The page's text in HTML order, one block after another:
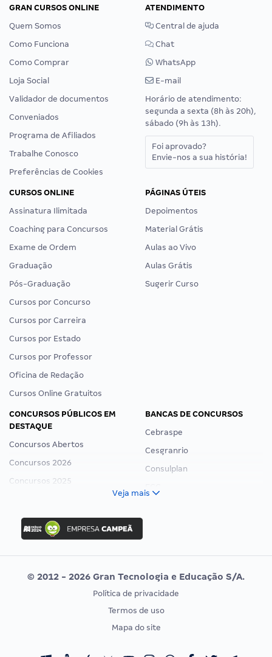
GRAN CURSOS ONLINE
Quem Somos
Como Funciona
Como Comprar
Loja Social
Validador de documentos
Conveniados
Programa de Afiliados
Trabalhe Conosco
Preferências de Cookies
ATENDIMENTO
Central de ajuda
Chat
WhatsApp
E-mail
Horário de atendimento:
segunda a sexta (8h às 20h),
sábado (9h às 13h).
Foi aprovado?
Envie-nos a sua história!
CURSOS ONLINE
Assinatura Ilimitada
Coaching para Concursos
Exame de Ordem
Graduação
Pós-Graduação
Cursos por Concurso
Cursos por Carreira
Cursos por Estado
Cursos por Professor
Oficina de Redação
Cursos Online Gratuitos
PÁGINAS ÚTEIS
Depoimentos
Material Grátis
Aulas ao Vivo
Aulas Grátis
Sugerir Curso
CONCURSOS PÚBLICOS EM
DESTAQUE
Concursos Abertos
Concursos 2026
Concursos 2025
Concurso Ibama
Concurso MPU
Editais publicados
BANCAS DE CONCURSOS
Cebraspe
Cesgranrio
Consulplan
Vunesp
CONCURSOS POR PROFISSÃO
Concursos Fiscais
EXAME DE ORDEM
Calendário OAB
Veja mais
© 2012 - 2026 Gran Tecnologia e Educação S/A.
Política de privacidade
Termos de uso
Mapa do site